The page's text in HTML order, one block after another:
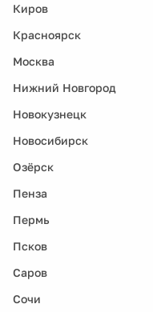
Киров
Красноярск
Москва
Нижний Новгород
Новокузнецк
Новосибирск
Озёрск
Пенза
Пермь
Псков
Саров
Сочи